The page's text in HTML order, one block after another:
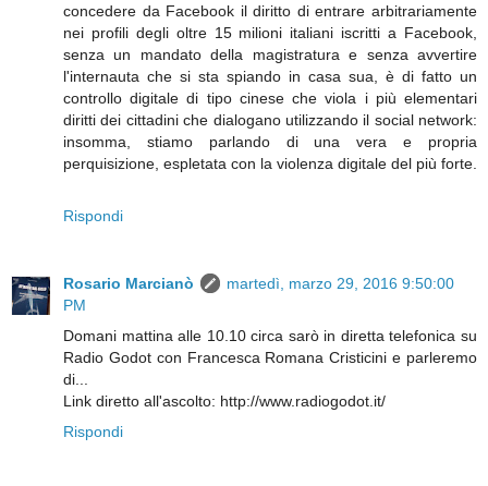
concedere da Facebook il diritto di entrare arbitrariamente
nei profili degli oltre 15 milioni italiani iscritti a Facebook,
senza un mandato della magistratura e senza avvertire
l'internauta che si sta spiando in casa sua, è di fatto un
controllo digitale di tipo cinese che viola i più elementari
diritti dei cittadini che dialogano utilizzando il social network:
insomma, stiamo parlando di una vera e propria
perquisizione, espletata con la violenza digitale del più forte.
Rispondi
Rosario Marcianò
martedì, marzo 29, 2016 9:50:00
PM
Domani mattina alle 10.10 circa sarò in diretta telefonica su
Radio Godot con Francesca Romana Cristicini​ e parleremo
di...
Link diretto all'ascolto: http://www.radiogodot.it/
Rispondi